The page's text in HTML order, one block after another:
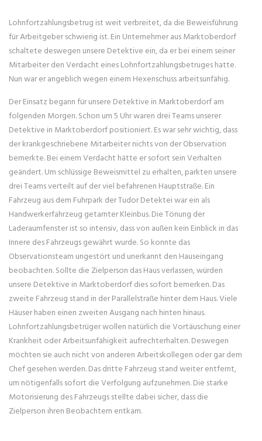
Lohnfortzahlungsbetrug ist weit verbreitet, da die Beweisführung
für Arbeitgeber schwierig ist. Ein Unternehmer aus Marktoberdorf
schaltete deswegen unsere Detektive ein, da er bei einem seiner
Mitarbeiter den Verdacht eines Lohnfortzahlungsbetruges hatte.
Nun war er angeblich wegen einem Hexenschuss arbeitsunfähig.
Der Einsatz begann für unsere Detektive in Marktoberdorf am
folgenden Morgen. Schon um 5 Uhr waren drei Teams unserer
Detektive in Marktoberdorf positioniert. Es war sehr wichtig, dass
der krankgeschriebene Mitarbeiter nichts von der Observation
bemerkte. Bei einem Verdacht hätte er sofort sein Verhalten
geändert. Um schlüssige Beweismittel zu erhalten, parkten unsere
drei Teams verteilt auf der viel befahrenen Hauptstraße. Ein
Fahrzeug aus dem Fuhrpark der Tudor Detektei war ein als
Handwerkerfahrzeug getarnter Kleinbus. Die Tönung der
Laderaumfenster ist so intensiv, dass von außen kein Einblick in das
Innere des Fahrzeugs gewährt wurde. So konnte das
Observationsteam ungestört und unerkannt den Hauseingang
beobachten. Sollte die Zielperson das Haus verlassen, würden
unsere Detektive in Marktoberdorf dies sofort bemerken. Das
zweite Fahrzeug stand in der Parallelstraße hinter dem Haus. Viele
Häuser haben einen zweiten Ausgang nach hinten hinaus.
Lohnfortzahlungsbetrüger wollen natürlich die Vortäuschung einer
Krankheit oder Arbeitsunfähigkeit aufrechterhalten. Deswegen
möchten sie auch nicht von anderen Arbeitskollegen oder gar dem
Chef gesehen werden. Das dritte Fahrzeug stand weiter entfernt,
um nötigenfalls sofort die Verfolgung aufzunehmen. Die starke
Motorisierung des Fahrzeugs stellte dabei sicher, dass die
Zielperson ihren Beobachtern entkam.